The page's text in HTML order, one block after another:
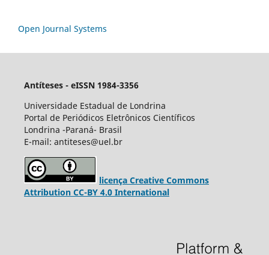
Open Journal Systems
Antíteses - eISSN 1984-3356
Universidade Estadual de Londrina
Portal de Periódicos Eletrônicos Científicos
Londrina -Paraná- Brasil
E-mail: antiteses@uel.br
licença Creative Commons
Attribution CC-BY 4.0 International